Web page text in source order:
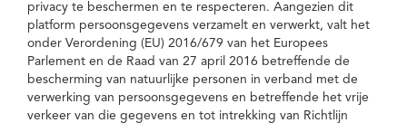
privacy te beschermen en te respecteren. Aangezien dit
platform persoonsgegevens verzamelt en verwerkt, valt het
onder Verordening (EU) 2016/679 van het Europees
Parlement en de Raad van 27 april 2016 betreffende de
bescherming van natuurlijke personen in verband met de
verwerking van persoonsgegevens en betreffende het vrije
verkeer van die gegevens en tot intrekking van Richtlijn